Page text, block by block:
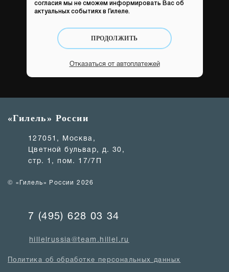
согласия мы не сможем информировать Вас об
актуальных событиях в Гилеле.
ПРОДОЛЖИТЬ
Отказаться от автоплатежей
«Гилель» России
127051, Москва,
Цветной бульвар, д. 30,
стр. 1, пом. 17/7П
© «Гилель» России 2026
7 (495) 628 03 34
hillelrussia@team.hillel.ru
Политика об обработке персональных данных